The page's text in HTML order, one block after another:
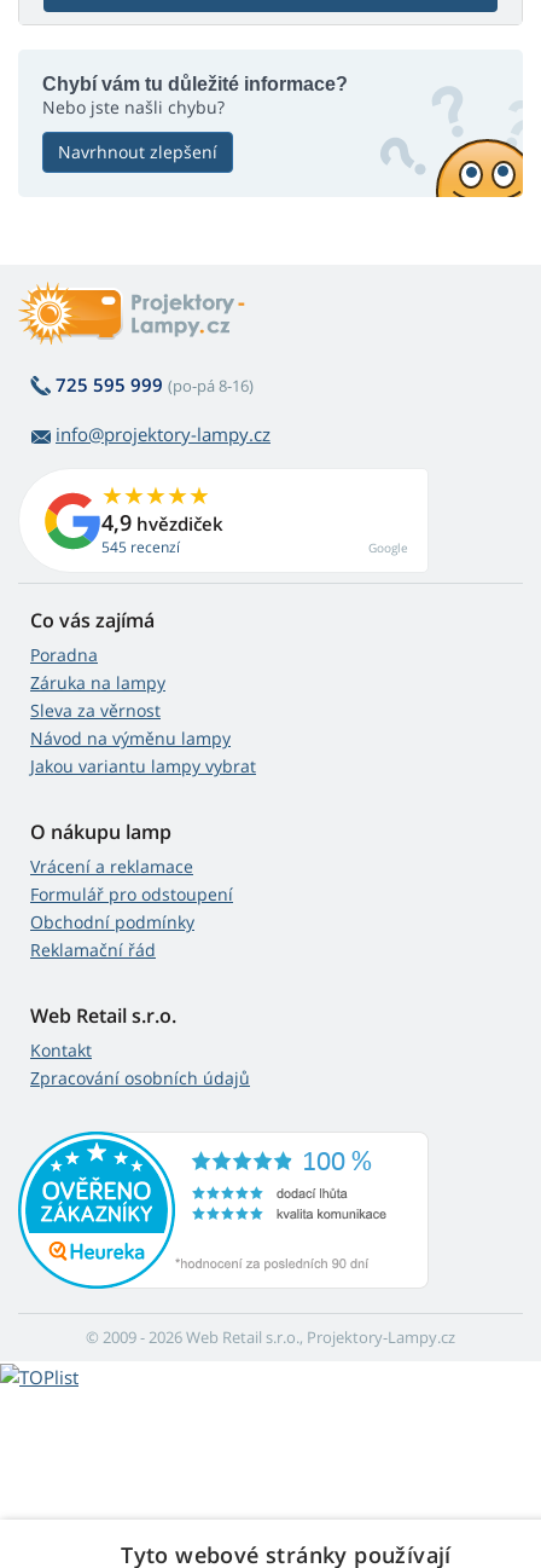
Chybí vám tu důležité informace?
Nebo jste našli chybu?
Navrhnout zlepšení
725 595 999 (po-pá 8-16)
info@projektory-lampy.cz
4,9 hvězdiček
545 recenzí Google
Co vás zajímá
Poradna
Záruka na lampy
Sleva za věrnost
Návod na výměnu lampy
Jakou variantu lampy vybrat
O nákupu lamp
Vrácení a reklamace
Formulář pro odstoupení
Obchodní podmínky
Reklamační řád
Web Retail s.r.o.
Kontakt
Zpracování osobních údajů
© 2009 - 2026 Web Retail s.r.o., Projektory-Lampy.cz
Tyto webové stránky používají